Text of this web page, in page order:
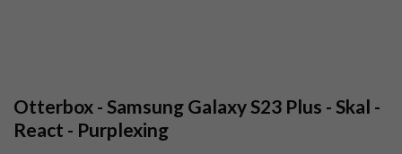
Otterbox - Samsung Galaxy S23 Plus - Skal -
React - Purplexing